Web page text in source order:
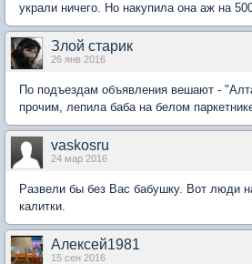
украли ничего. Но накупила она аж на
Злой старик
26 янв 2016
По подъездам объявления вешают -
прочим, лепила баба на белом
vaskosru
24 мар 2016
Развели бы без Вас бабушку. Вот люди
калитки.
Алексей1981
15 сен 2016